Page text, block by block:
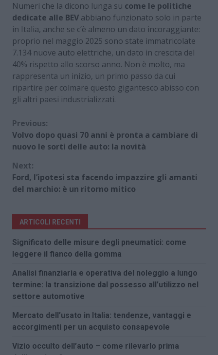
Numeri che la dicono lunga su come le politiche
dedicate alle BEV abbiano funzionato solo in parte
in Italia, anche se c’è almeno un dato incoraggiante:
proprio nel maggio 2025 sono state immatricolate
7.134 nuove auto elettriche, un dato in crescita del
40% rispetto allo scorso anno. Non è molto, ma
rappresenta un inizio, un primo passo da cui
ripartire per colmare questo gigantesco abisso con
gli altri paesi industrializzati.
Continue
Reading
Previous:
Volvo dopo quasi 70 anni è pronta a cambiare di
nuovo le sorti delle auto: la novità
Next:
Ford, l’ipotesi sta facendo impazzire gli amanti
del marchio: è un ritorno mitico
ARTICOLI RECENTI
Significato delle misure degli pneumatici: come
leggere il fianco della gomma
Analisi finanziaria e operativa del noleggio a lungo
termine: la transizione dal possesso all’utilizzo nel
settore automotive
Mercato dell’usato in Italia: tendenze, vantaggi e
accorgimenti per un acquisto consapevole
Vizio occulto dell’auto – come rilevarlo prima